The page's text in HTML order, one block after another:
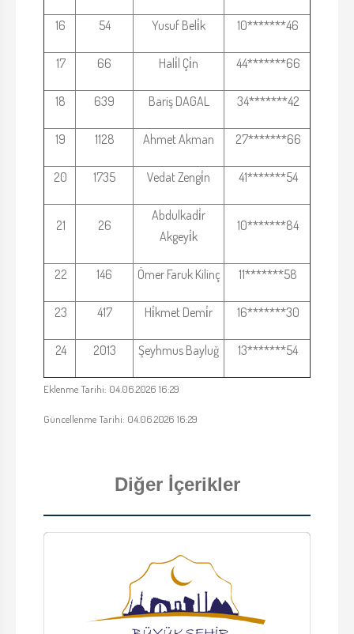
16 54 Yusuf Beli̇k 10*******46
17 66 Hali̇l Çi̇n 44*******66
18 639 Bariş DAGAL 34*******42
19 1128 Ahmet Akman 27*******66
20 1735 Vedat Zengi̇n 41*******54
21 26
Abdulkadi̇r
Akgeyi̇k
10*******84
22 146 Ömer Faruk Kilinç 11*******58
23 417 Hi̇kmet Demi̇r 16*******30
24 2013 Şeyhmus Bayluğ 13*******54
Eklenme Tarihi: 04.06.2026 16:29
Güncellenme Tarihi: 04.06.2026 16:29
Diğer İçerikler